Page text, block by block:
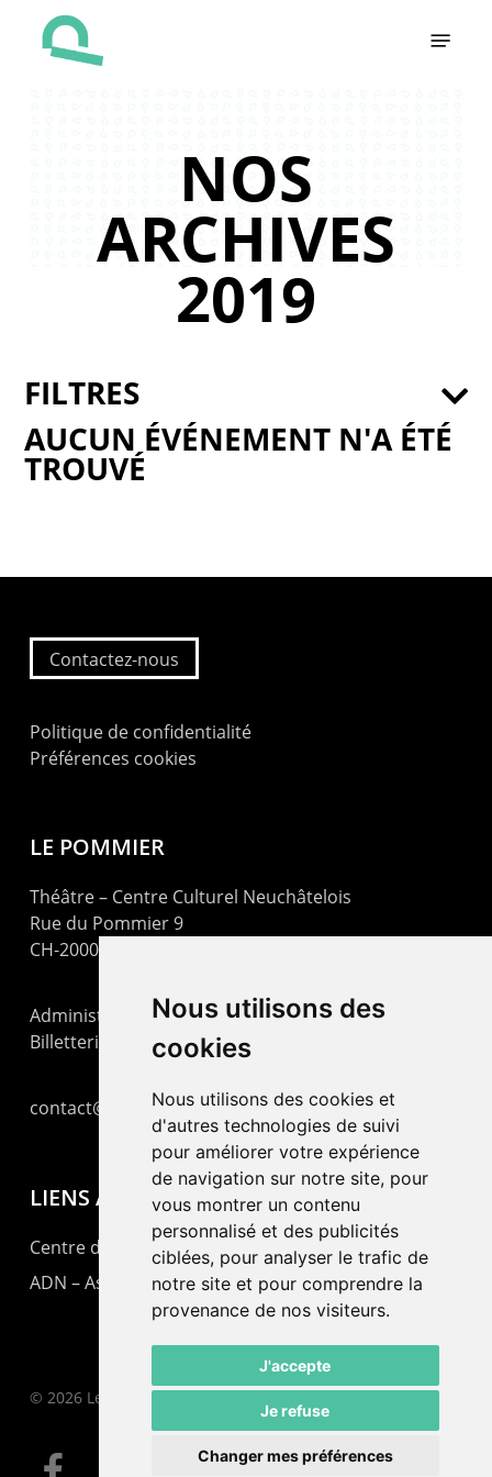
Nous utilisons des
cookies
Nous utilisons des cookies et
d'autres technologies de suivi
pour améliorer votre expérience
de navigation sur notre site, pour
vous montrer un contenu
personnalisé et des publicités
ciblées, pour analyser le trafic de
notre site et pour comprendre la
provenance de nos visiteurs.
J'accepte
Je refuse
Changer mes préférences
NOS
ARCHIVES
2019
AUCUN ÉVÉNEMENT N'A ÉTÉ
TROUVÉ
FILTRES
Contactez-nous
Politique de confidentialité
Préférences cookies
LE POMMIER
Théâtre – Centre Culturel Neuchâtelois
Rue du Pommier 9
CH-2000 Neuchâtel
Administration : +41 32 725 03 03
Billetterie : +41 32 725 05 05
contact@lepommier.ch
LIENS AMIS
Centre de culture ABC
ADN – Association Danse Neuchâtel
© 2026 Le Pommier.
facebook email